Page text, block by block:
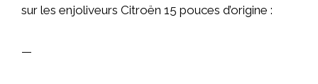
sur les enjoliveurs Citroën 15 pouces d’origine :
—